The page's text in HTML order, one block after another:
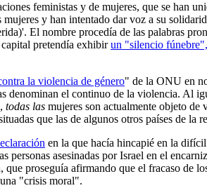
feministas y de mujeres, que se han
y han intentado dar voz a su
El nombre procedía de las palabras
pretendía exhibirun "silencio fúnebre",
la violencia de género" de la ONU en
denominan el continuo de la violencia. Al
todas las mujeres son actualmente objeto
que las de algunos otros países de
en la que hacía hincapié en la
personas asesinadas por Israel en el
proseguía afirmando que el fracaso de
"crisis moral".